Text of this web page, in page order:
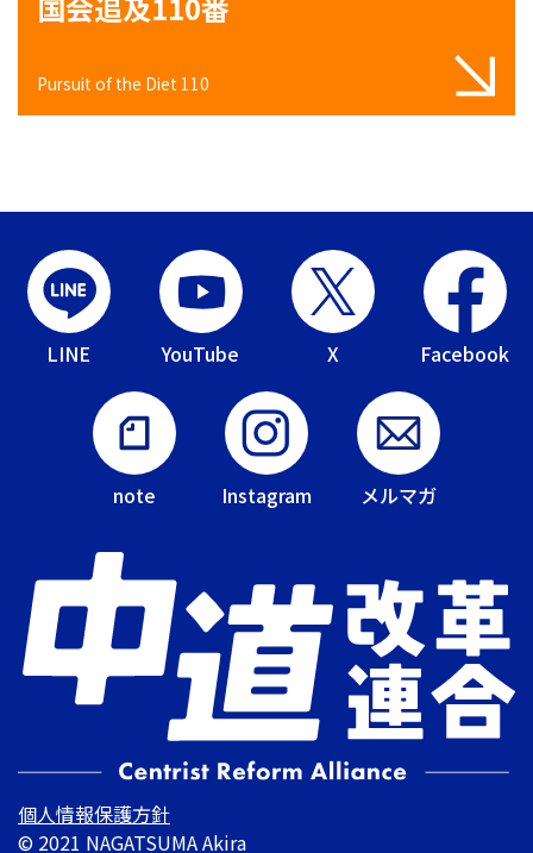
Pursuit of the Diet 110
LINE YouTube X Facebook
note Instagram メルマガ
個人情報保護方針
© 2021 NAGATSUMA Akira